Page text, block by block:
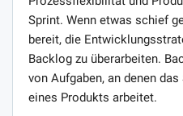
Sprint. Wenn etwas schief
bereit, die
Backlog zu überarbeiten.
von Aufgaben, an denen
eines Produkts arbeitet.